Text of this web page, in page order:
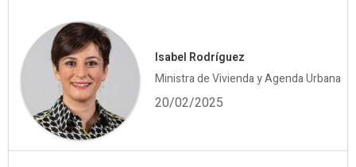
Isabel Rodríguez
Ministra de Vivienda y Agenda Urbana
20/02/2025